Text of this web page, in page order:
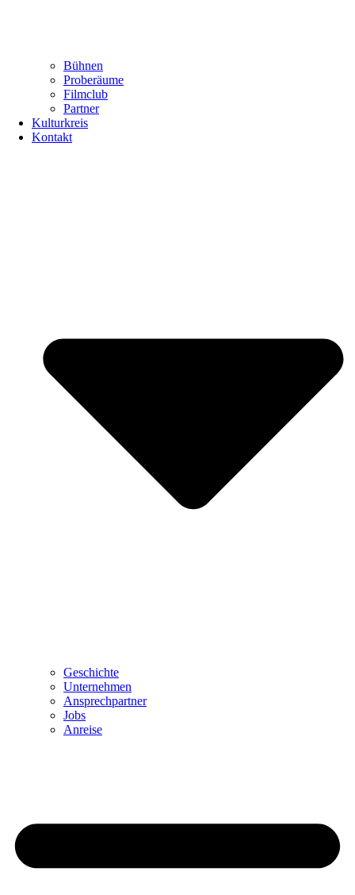
Bühnen
Proberäume
Filmclub
Partner
Kulturkreis
Kontakt
Geschichte
Unternehmen
Ansprechpartner
Jobs
Anreise